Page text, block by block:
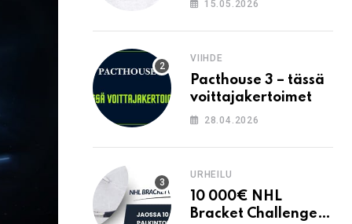
15.05.2026
VIIHDE
Pacthouse 3 – tässä
voittajakertoimet
28.04.2026
URHEILU
10 000€ NHL
Bracket Challenge –